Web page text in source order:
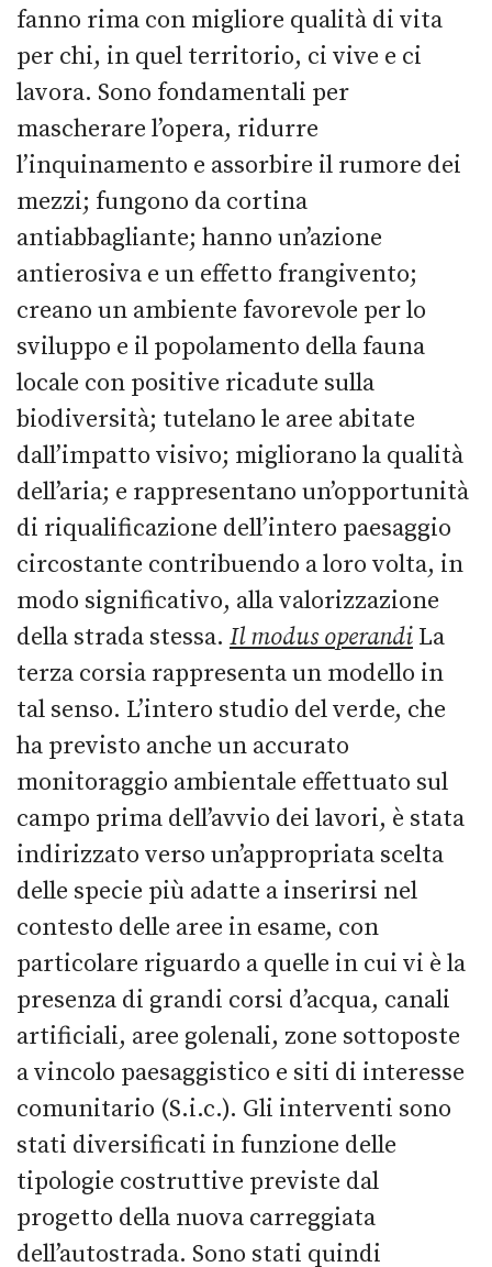
fanno rima con migliore qualità di vita
per chi, in quel territorio, ci vive e ci
lavora. Sono fondamentali per
mascherare l’opera, ridurre
l’inquinamento e assorbire il rumore dei
mezzi; fungono da cortina
antiabbagliante; hanno un’azione
antierosiva e un effetto frangivento;
creano un ambiente favorevole per lo
sviluppo e il popolamento della fauna
locale con positive ricadute sulla
biodiversità; tutelano le aree abitate
dall’impatto visivo; migliorano la qualità
dell’aria; e rappresentano un’opportunità
di riqualificazione dell’intero paesaggio
circostante contribuendo a loro volta, in
modo significativo, alla valorizzazione
della strada stessa. Il modus operandi La
terza corsia rappresenta un modello in
tal senso. L’intero studio del verde, che
ha previsto anche un accurato
monitoraggio ambientale effettuato sul
campo prima dell’avvio dei lavori, è stata
indirizzato verso un’appropriata scelta
delle specie più adatte a inserirsi nel
contesto delle aree in esame, con
particolare riguardo a quelle in cui vi è la
presenza di grandi corsi d’acqua, canali
artificiali, aree golenali, zone sottoposte
a vincolo paesaggistico e siti di interesse
comunitario (S.i.c.). Gli interventi sono
stati diversificati in funzione delle
tipologie costruttive previste dal
progetto della nuova carreggiata
dell’autostrada. Sono stati quindi